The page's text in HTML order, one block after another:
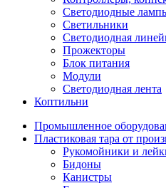
Светодиодные
Светильники
Светодиодная
Прожекторы
Блок питания
Модули
Светодиодная лента
Коптильни
Промышленное
Пластиковая тара от
Рукомойники и
Бидоны
Канистры